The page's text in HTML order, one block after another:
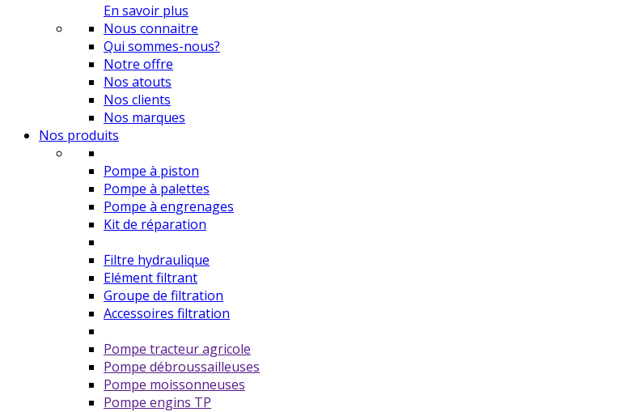
En savoir plus
Nous connaitre
Qui sommes-nous?
Notre offre
Nos atouts
Nos clients
Nos marques
Nos produits
Pompe à piston
Pompe à palettes
Pompe à engrenages
Kit de réparation
Filtre hydraulique
Elément filtrant
Groupe de filtration
Accessoires filtration
Pompe tracteur agricole
Pompe débroussailleuses
Pompe moissonneuses
Pompe engins TP